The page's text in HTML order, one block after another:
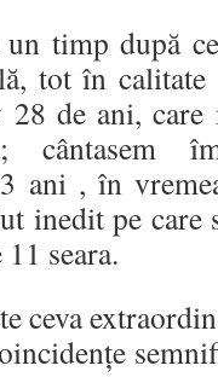
după ce
tot în
de ani, care
cântasem
ani , în
inedit pe care
seara.